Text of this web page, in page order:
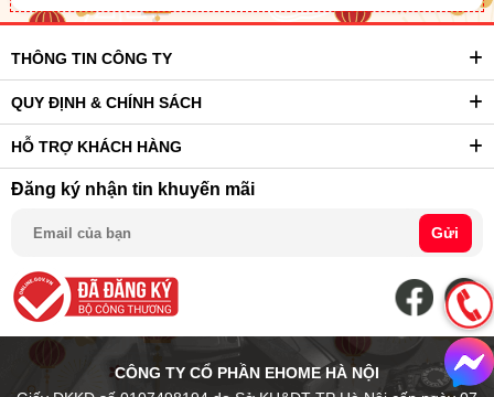
THÔNG TIN CÔNG TY
QUY ĐỊNH & CHÍNH SÁCH
HỖ TRỢ KHÁCH HÀNG
Đăng ký nhận tin khuyến mãi
Gửi
CÔNG TY CỔ PHẦN EHOME HÀ NỘI